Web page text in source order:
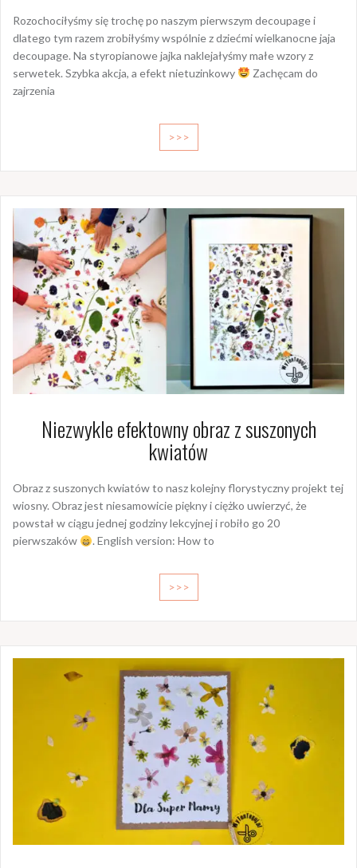
Rozochociłyśmy się trochę po naszym pierwszym decoupage i
dlatego tym razem zrobiłyśmy wspólnie z dziećmi wielkanocne jaja
decoupage. Na styropianowe jajka naklejałyśmy małe wzory z
serwetek. Szybka akcja, a efekt nietuzinkowy
Zachęcam do
zajrzenia
>>>
Niezwykle efektowny obraz z suszonych
kwiatów
Obraz z suszonych kwiatów to nasz kolejny florystyczny projekt tej
wiosny. Obraz jest niesamowicie piękny i ciężko uwierzyć, że
powstał w ciągu jednej godziny lekcyjnej i robiło go 20
pierwszaków
. English version: How to
>>>